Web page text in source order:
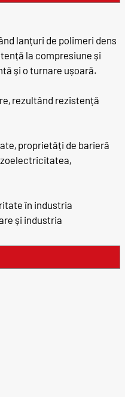
lanțuri de polimeri dens
la compresiune și
și o turnare ușoară.
rezultând rezistență
proprietăți de barieră
în industria
și industria